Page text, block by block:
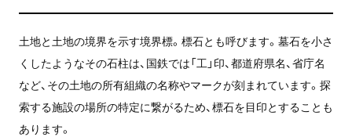
土地と土地の境界を示す境界標。標石とも呼びます。墓石を小さ
くしたようなその石柱は、国鉄では「工」印、都道府県名、省庁名
など、その土地の所有組織の名称やマークが刻まれています。探
索する施設の場所の特定に繋がるため、標石を目印とすることも
あります。